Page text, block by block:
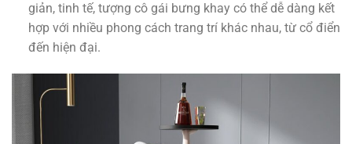
giản, tinh tế, tượng cô gái bưng khay có thể dễ dàng kết
hợp với nhiều phong cách trang trí khác nhau, từ cổ điển
đến hiện đại.